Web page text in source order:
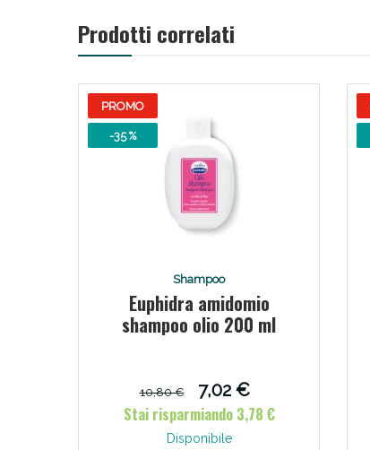
Prodotti correlati
PROMO
-35 %
Shampoo
Euphidra amidomio
shampoo olio 200 ml
10,80 €
7,02 €
Stai risparmiando 3,78 €
Disponibile